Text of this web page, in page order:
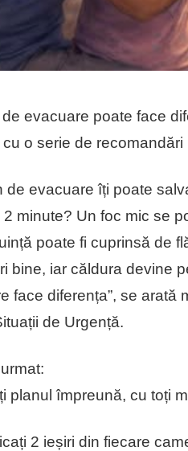
evacuare poate face
o serie de recomandări
de evacuare îți poate
2 minute? Un foc mic se
poate fi cuprinsă de
bine, iar căldura devine
face diferența”, se arată
de Urgență.
planul împreună, cu toți
2 ieșiri din fiecare